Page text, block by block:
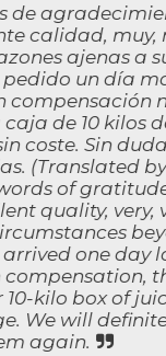
delicious
Categorías
Agricultura